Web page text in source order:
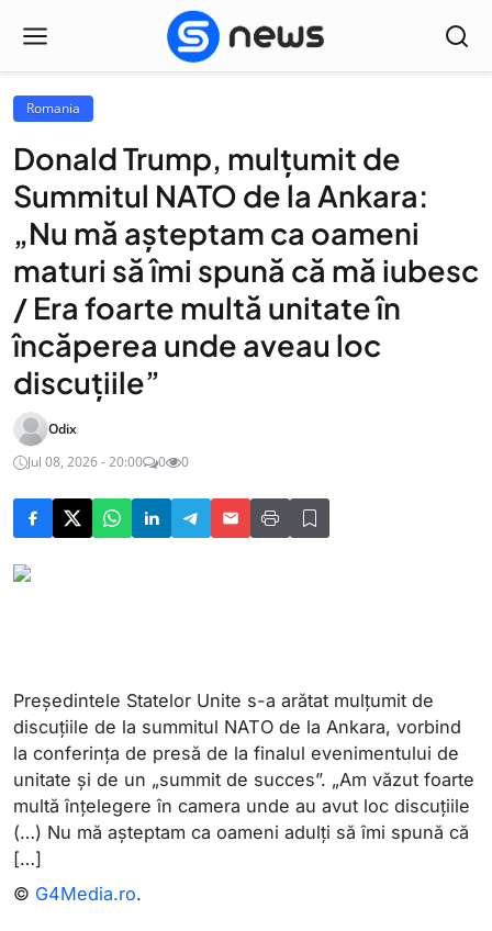
Romania
Donald Trump, mulțumit de
Summitul NATO de la Ankara:
„Nu mă așteptam ca oameni
maturi să îmi spună că mă iubesc
/ Era foarte multă unitate în
încăperea unde aveau loc
discuțiile”
Odix
Jul 08, 2026 - 20:00
0 0
Președintele Statelor Unite s-a arătat mulțumit de
discuțiile de la summitul NATO de la Ankara, vorbind
la conferința de presă de la finalul evenimentului de
unitate și de un „summit de succes”. „Am văzut foarte
multă înțelegere în camera unde au avut loc discuțiile
(…) Nu mă așteptam ca oameni adulți să îmi spună că
[…]
© G4Media.ro.